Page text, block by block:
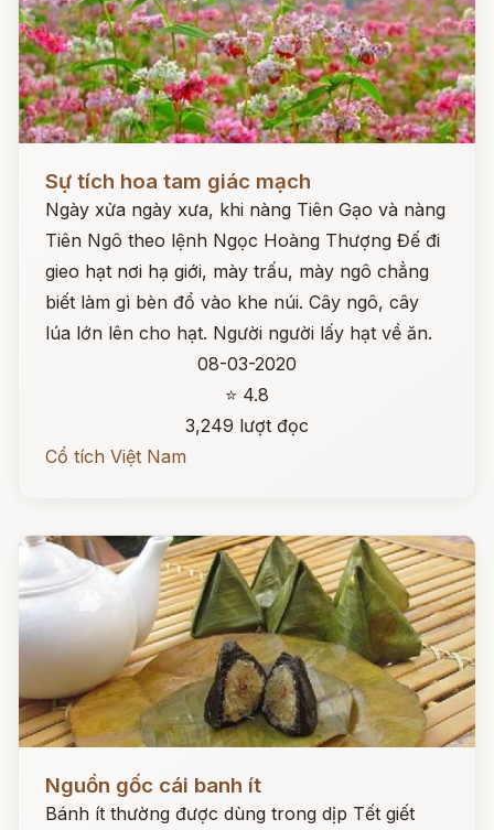
Sự tích hoa tam giác mạch
Ngày xửa ngày xưa, khi nàng Tiên Gạo và nàng
Tiên Ngô theo lệnh Ngọc Hoàng Thượng Đế đi
gieo hạt nơi hạ giới, mày trấu, mày ngô chẳng
biết làm gì bèn đổ vào khe núi. Cây ngô, cây
lúa lớn lên cho hạt. Người người lấy hạt về ăn.
08-03-2020
⭐ 4.8
3,249 lượt đọc
Cổ tích Việt Nam
Đọc ngay
Nguồn gốc cái banh ít
Bánh ít thường được dùng trong dịp Tết giết